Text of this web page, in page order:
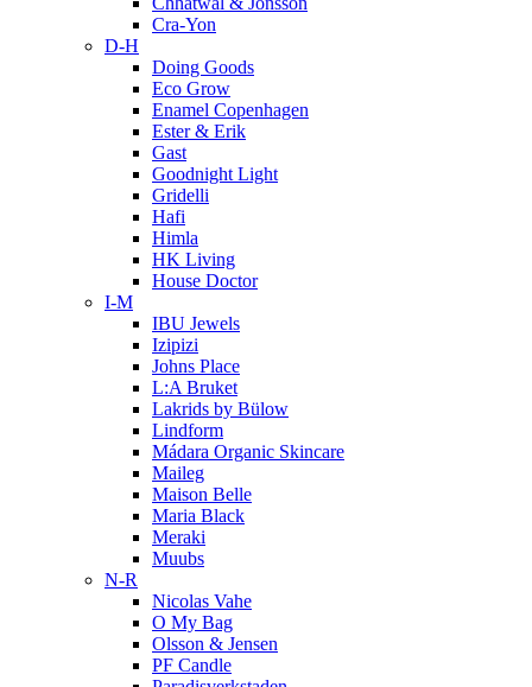
Cra-Yon
D-H
Doing Goods
Eco Grow
Enamel Copenhagen
Ester & Erik
Gast
Goodnight Light
Gridelli
Hafi
Himla
HK Living
House Doctor
I-M
IBU Jewels
Izipizi
Johns Place
L:A Bruket
Lakrids by Bülow
Lindform
Mádara Organic Skincare
Maileg
Maison Belle
Maria Black
Meraki
Muubs
N-R
Nicolas Vahe
O My Bag
Olsson & Jensen
PF Candle